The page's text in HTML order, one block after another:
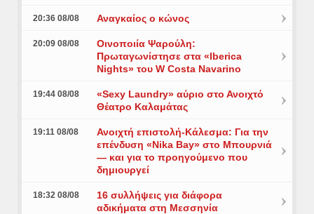
20:36 08/08 Αναγκαίος ο κώνος
20:09 08/08
Οινοποιία Ψαρούλη:
Πρωταγωνίστησε στα «Iberica
Nights» του W Costa Navarino
19:44 08/08
«Sexy Laundry» αύριο στο Ανοιχτό
Θέατρο Καλαμάτας
19:11 08/08
Ανοιχτή επιστολή-Κάλεσμα: Για την
επένδυση «Nika Bay» στο Μπουρνιά
— και για το προηγούμενο που
δημιουργεί
18:32 08/08
16 συλλήψεις για διάφορα
αδικήματα στη Μεσσηνία